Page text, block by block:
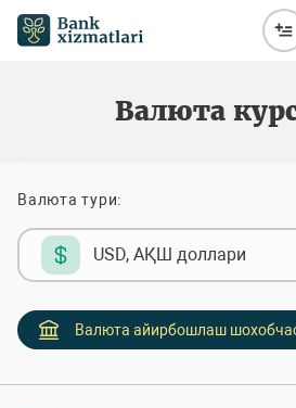
Валюта
Валюта тури:
USD, АҚШ доллари
Валюта айирбошлаш